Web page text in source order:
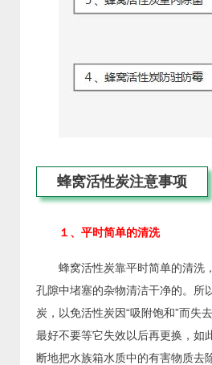
蜂窝活性炭注意事项
１、平时简单的清洗
蜂窝活性炭靠平时简单的清洗
孔隙中堵塞的杂物清洁干净的。所
炭，以免活性炭因“吸附饱和”而失
最好不要等它失效以后再更换，如
断地把水族箱水质中的有害物质去